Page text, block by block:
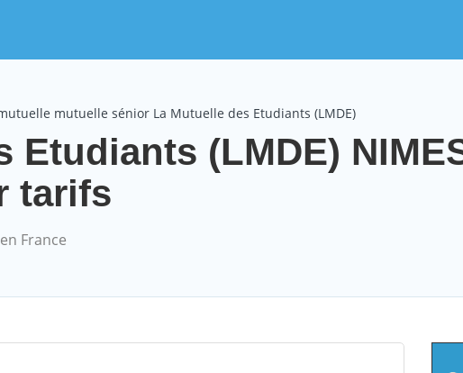
mutuelle sénior La Mutuelle des Etudiants (LMDE)
Etudiants (LMDE)
tarifs
France